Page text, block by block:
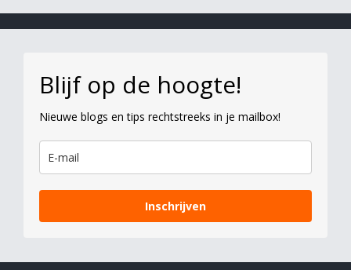
Blijf op de hoogte!
Nieuwe blogs en tips rechtstreeks in je mailbox!
Inschrijven